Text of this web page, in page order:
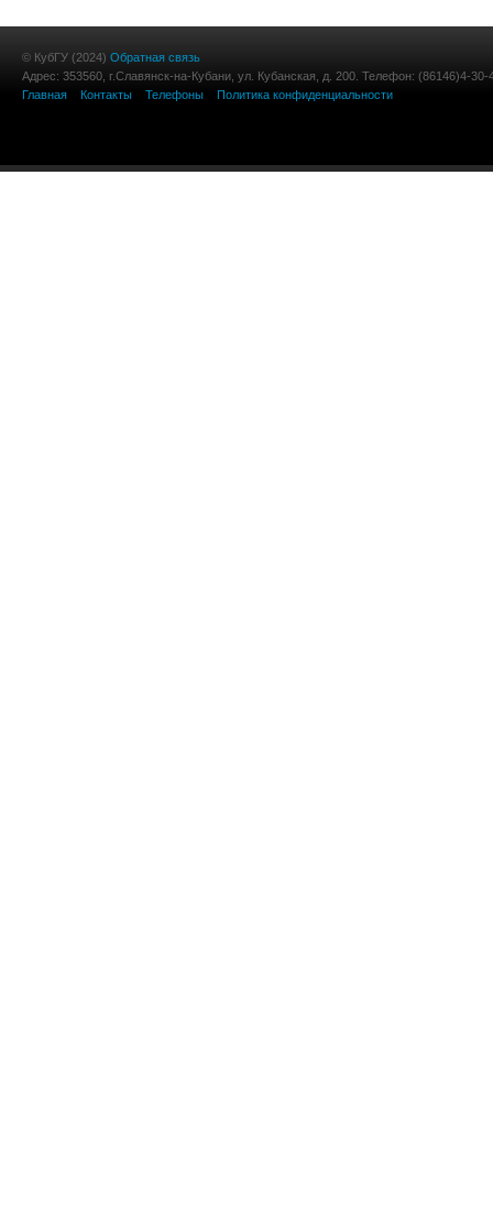
© КубГУ (2024) Обратная связь
Адрес: 353560, г.Славянск-на-Кубани, ул. Кубанская, д. 200. Телефон: (86146)4-30-
Главная
Контакты Телефоны Политика конфиденциальности